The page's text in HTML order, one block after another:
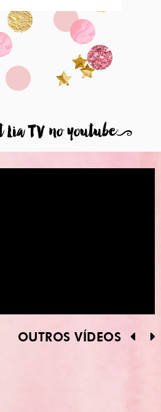
Lia TV no youtube9
OUTROS VÍDEOS